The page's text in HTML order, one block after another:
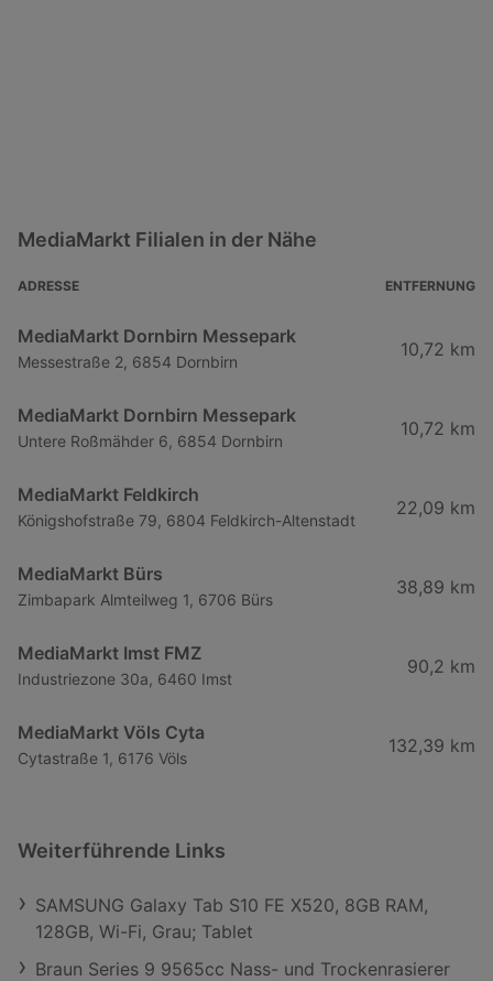
MediaMarkt Filialen in der Nähe
ADRESSE ENTFERNUNG
MediaMarkt Dornbirn Messepark
Messestraße 2, 6854 Dornbirn
10,72 km
MediaMarkt Dornbirn Messepark
Untere Roßmähder 6, 6854 Dornbirn
10,72 km
MediaMarkt Feldkirch
Königshofstraße 79, 6804 Feldkirch-Altenstadt
22,09 km
MediaMarkt Bürs
Zimbapark Almteilweg 1, 6706 Bürs
38,89 km
MediaMarkt Imst FMZ
Industriezone 30a, 6460 Imst
90,2 km
MediaMarkt Völs Cyta
Cytastraße 1, 6176 Völs
132,39 km
Weiterführende Links
SAMSUNG Galaxy Tab S10 FE X520, 8GB RAM,
128GB, Wi-Fi, Grau; Tablet
Braun Series 9 9565cc Nass- und Trockenrasierer